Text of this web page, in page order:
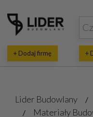
+ Dodaj firmę +
Lider Budowlany
Materiały